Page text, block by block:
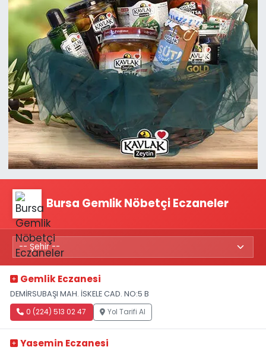
Bursa Gemlik Nöbetçi Eczaneler
Gemlik Eczanesi
DEMİRSUBAŞI MAH. İSKELE CAD. NO:5 B
0 (224) 513 02 47 Yol Tarifi Al
Yasemin Eczanesi